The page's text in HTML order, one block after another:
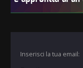
Inserisci la tua email: